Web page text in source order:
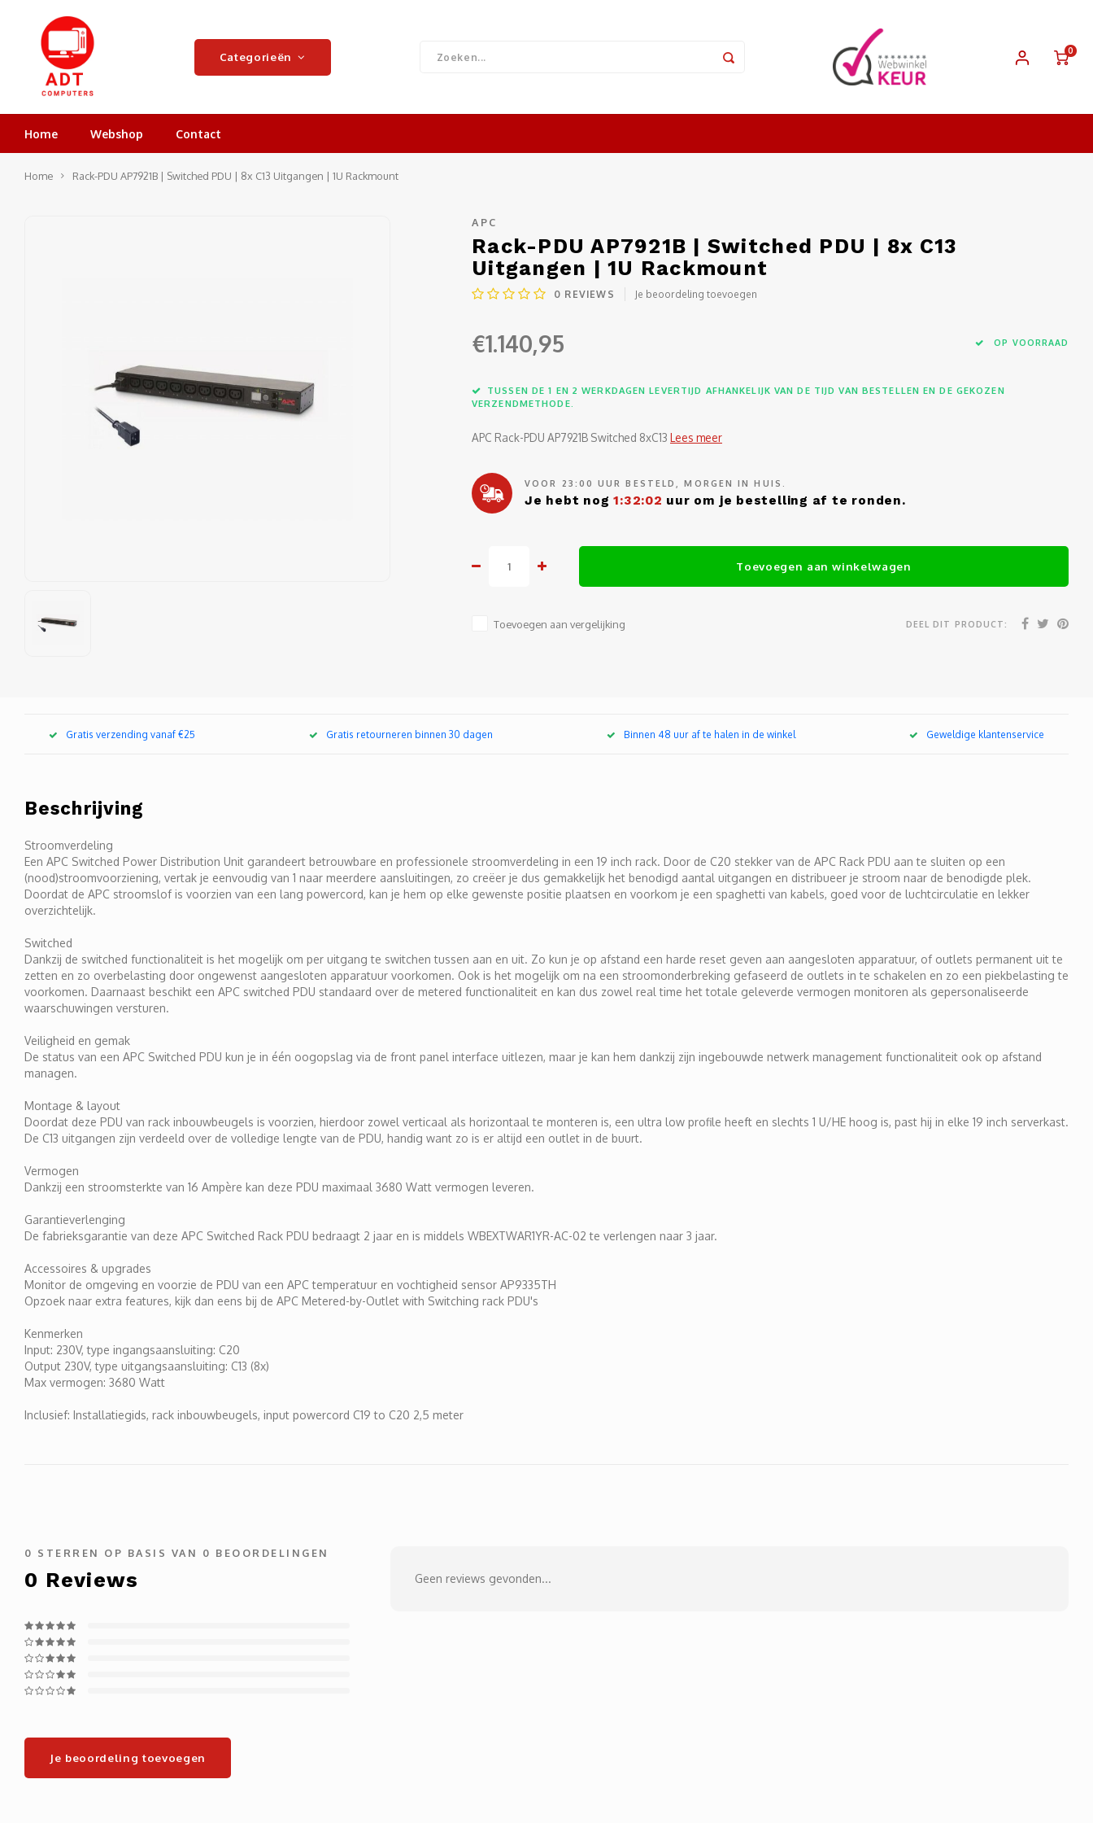
Categorieën 0
Home Webshop Contact
Home Rack-PDU AP7921B | Switched PDU | 8x C13 Uitgangen | 1U Rackmount
APC
Rack-PDU AP7921B | Switched PDU | 8x C13
Uitgangen | 1U Rackmount
0 REVIEWS Je beoordeling toevoegen
€1.140,95 OP VOORRAAD
TUSSEN DE 1 EN 2 WERKDAGEN LEVERTIJD AFHANKELIJK VAN DE TIJD VAN BESTELLEN EN DE GEKOZEN
VERZENDMETHODE.
APC Rack-PDU AP7921B Switched 8xC13 Lees meer
VOOR 23:00 UUR BESTELD, MORGEN IN HUIS.
Je hebt nog1:32:01uur om je bestelling af te ronden.
Toevoegen aan winkelwagen
Toevoegen aan vergelijking DEEL DIT PRODUCT:
Gratis verzending vanaf €25 Gratis retourneren binnen 30 dagen Binnen 48 uur af te halen in de winkel Geweldige klantenservice
Beschrijving
Stroomverdeling
Een APC Switched Power Distribution Unit garandeert betrouwbare en professionele stroomverdeling in een 19 inch rack. Door de C20 stekker van de APC Rack PDU aan te sluiten op een
(nood)stroomvoorziening, vertak je eenvoudig van 1 naar meerdere aansluitingen, zo creëer je dus gemakkelijk het benodigd aantal uitgangen en distribueer je stroom naar de benodigde plek.
Doordat de APC stroomslof is voorzien van een lang powercord, kan je hem op elke gewenste positie plaatsen en voorkom je een spaghetti van kabels, goed voor de luchtcirculatie en lekker
overzichtelijk.
Switched
Dankzij de switched functionaliteit is het mogelijk om per uitgang te switchen tussen aan en uit. Zo kun je op afstand een harde reset geven aan aangesloten apparatuur, of outlets permanent uit te
zetten en zo overbelasting door ongewenst aangesloten apparatuur voorkomen. Ook is het mogelijk om na een stroomonderbreking gefaseerd de outlets in te schakelen en zo een piekbelasting te
voorkomen. Daarnaast beschikt een APC switched PDU standaard over de metered functionaliteit en kan dus zowel real time het totale geleverde vermogen monitoren als gepersonaliseerde
waarschuwingen versturen.
Veiligheid en gemak
De status van een APC Switched PDU kun je in één oogopslag via de front panel interface uitlezen, maar je kan hem dankzij zijn ingebouwde netwerk management functionaliteit ook op afstand
managen.
Montage & layout
Doordat deze PDU van rack inbouwbeugels is voorzien, hierdoor zowel verticaal als horizontaal te monteren is, een ultra low profile heeft en slechts 1 U/HE hoog is, past hij in elke 19 inch serverkast.
De C13 uitgangen zijn verdeeld over de volledige lengte van de PDU, handig want zo is er altijd een outlet in de buurt.
Vermogen
Dankzij een stroomsterkte van 16 Ampère kan deze PDU maximaal 3680 Watt vermogen leveren.
Garantieverlenging
De fabrieksgarantie van deze APC Switched Rack PDU bedraagt 2 jaar en is middels WBEXTWAR1YR-AC-02 te verlengen naar 3 jaar.
Accessoires & upgrades
Monitor de omgeving en voorzie de PDU van een APC temperatuur en vochtigheid sensor AP9335TH
Opzoek naar extra features, kijk dan eens bij de APC Metered-by-Outlet with Switching rack PDU's
Kenmerken
Input: 230V, type ingangsaansluiting: C20
Output 230V, type uitgangsaansluiting: C13 (8x)
Max vermogen: 3680 Watt
Inclusief: Installatiegids, rack inbouwbeugels, input powercord C19 to C20 2,5 meter
0 STERREN OP BASIS VAN 0 BEOORDELINGEN
0 Reviews
Je beoordeling toevoegen
Geen reviews gevonden...